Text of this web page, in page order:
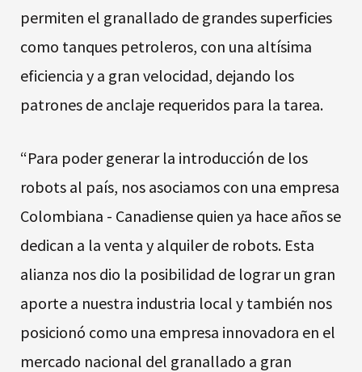
permiten el granallado de grandes superficies
como tanques petroleros, con una altísima
eficiencia y a gran velocidad, dejando los
patrones de anclaje requeridos para la tarea.
“Para poder generar la introducción de los
robots al país, nos asociamos con una empresa
Colombiana - Canadiense quien ya hace años se
dedican a la venta y alquiler de robots. Esta
alianza nos dio la posibilidad de lograr un gran
aporte a nuestra industria local y también nos
posicionó como una empresa innovadora en el
mercado nacional del granallado a gran